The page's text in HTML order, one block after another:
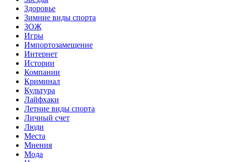
Здоровье
Зимние виды спорта
ЗОЖ
Игры
Импортозамещение
Интернет
Истории
Компании
Криминал
Культура
Лайфхаки
Летние виды спорта
Личный счет
Люди
Места
Мнения
Мода